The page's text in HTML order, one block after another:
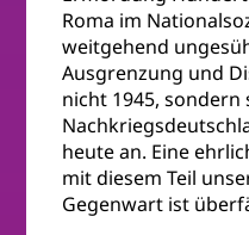
Roma im
weitgehend
Ausgrenzung und
nicht 1945, sondern
heute an. Eine
mit diesem Teil
Gegenwart ist